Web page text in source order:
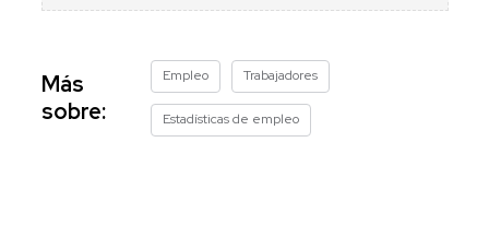
Más
sobre:
Empleo Trabajadores
Estadísticas de empleo